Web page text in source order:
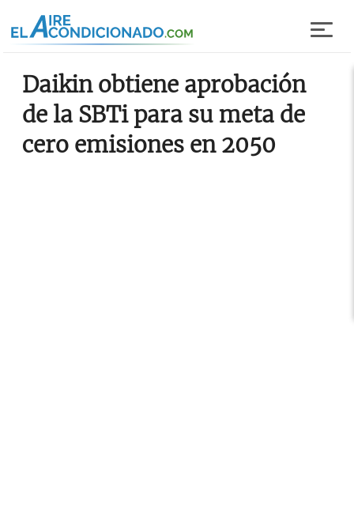
Daikin obtiene aprobación
de la SBTi para su meta de
cero emisiones en 2050